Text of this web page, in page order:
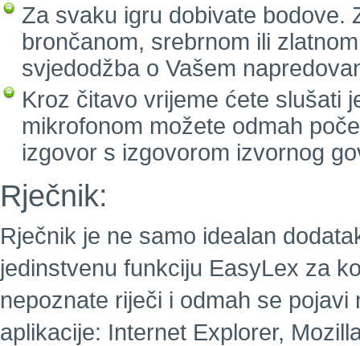
Za svaku igru dobivate bodove.
brončanom, srebrnom ili
svjedodžba o Vašem
Kroz čitavo vrijeme ćete slušati
mikrofonom možete odmah
izgovor s izgovorom izvornog
Rječnik:
Rječnik je ne samo idealan
jedinstvenu funkciju EasyLex za
nepoznate riječi i odmah se
aplikacije: Internet Explorer,